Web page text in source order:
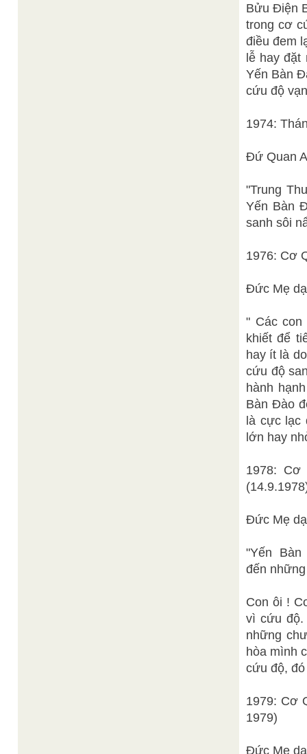
Bửu Điện
trong cơ
điều đem
lễ hay
Yến Bàn
cứu độ
1974:
Đứ Quan
"Trung
Yến Bàn
sanh sôi
1976: Cơ
Đức Mẹ
" Các con
khiết để
hay ít là
cứu độ
hành
Bàn Đào
là cực lạc
lớn hay
1978: Cơ
Đức Mẹ
"Yến
đến
Con ôi !
vì cứu độ.
những
hòa mình
cứu độ,
1979: Cơ
1979)
Đức Mẹ